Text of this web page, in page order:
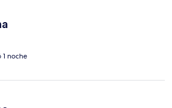
noche